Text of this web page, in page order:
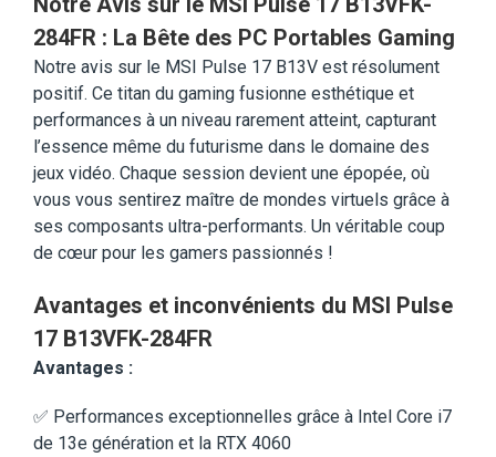
284FR : La Bête des PC Portables Gaming
Notre avis sur le MSI Pulse 17 B13V est résolument
positif. Ce titan du gaming fusionne esthétique et
performances à un niveau rarement atteint, capturant
l’essence même du futurisme dans le domaine des
jeux vidéo. Chaque session devient une épopée, où
vous vous sentirez maître de mondes virtuels grâce à
ses composants ultra-performants. Un véritable coup
de cœur pour les gamers passionnés !
Avantages et inconvénients du MSI Pulse
17 B13VFK-284FR
Avantages :
✅ Performances exceptionnelles grâce à Intel Core i7
de 13e génération et la RTX 4060